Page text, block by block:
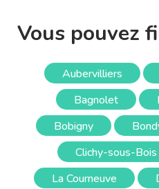
Vous pouvez
Aubervilliers
Bagnolet
Bobigny
Clichy-sous-Bois
La Courneuve